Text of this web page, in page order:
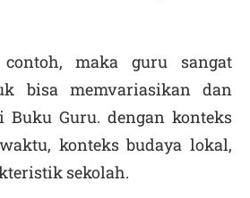
maka guru sangat
bisa memvariasikan dan
Buku Guru. dengan konteks
konteks budaya lokal,
sekolah.